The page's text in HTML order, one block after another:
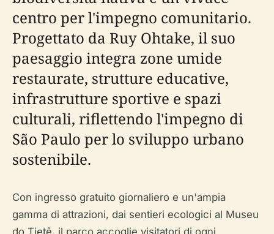
centro per l'impegno comunitario.
Progettato da Ruy Ohtake, il suo
paesaggio integra zone umide
restaurate, strutture educative,
infrastrutture sportive e spazi
culturali, riflettendo l'impegno di
São Paulo per lo sviluppo urbano
sostenibile.
Con ingresso gratuito giornaliero e un'ampia
gamma di attrazioni, dai sentieri ecologici al Museu
do Tietê, il parco accoglie visitatori di ogni